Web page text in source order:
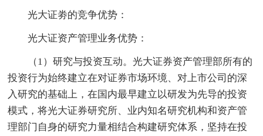
光大证劵的竞争优势：
光大证资产管理业务优势：
（1）研究与投资互动。光大证券资产管理部所有的
投资行为始终建立在对证券市场环境、对上市公司的深
入研究的基础上，在国内最早建立以研发为先导的投资
模式，将光大证券研究所、业内知名研究机构和资产管
理部门自身的研究力量相结合构建研究体系，坚持在投